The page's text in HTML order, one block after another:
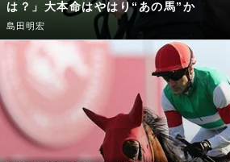
は？」大本命はやはり“あの馬”か
島田明宏